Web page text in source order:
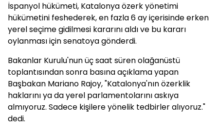
İspanyol hükümeti, Katalonya özerk yönetimi
hükümetini feshederek, en fazla 6 ay içerisinde erken
yerel seçime gidilmesi kararını aldı ve bu kararı
oylanması için senatoya gönderdi.
Bakanlar Kurulu'nun üç saat süren olağanüstü
toplantısından sonra basına açıklama yapan
Başbakan Mariano Rajoy, "Katalonya'nın özerklik
haklarını ya da yerel parlamentolarını askıya
almıyoruz. Sadece kişilere yönelik tedbirler alıyoruz."
dedi.